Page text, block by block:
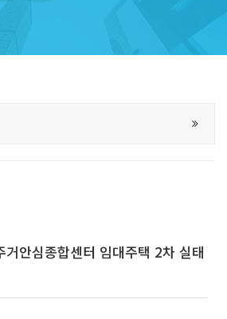
거안심종합센터 임대주택 2차 실태